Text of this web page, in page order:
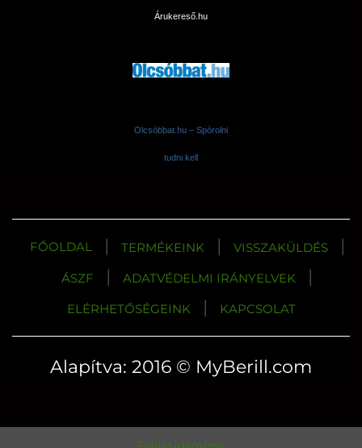
Árukereső.hu
Olcsóbbat.hu – Spórolni
tudni kell
FŐOLDAL | TERMÉKEINK | VISSZAKÜLDÉS |
ÁSZF | ADATVÉDELMI IRÁNYELVEK |
ELÉRHETŐSÉGEINK | KAPCSOLAT
Alapítva: 2016 © MyBerill.com
Elállás igénylése